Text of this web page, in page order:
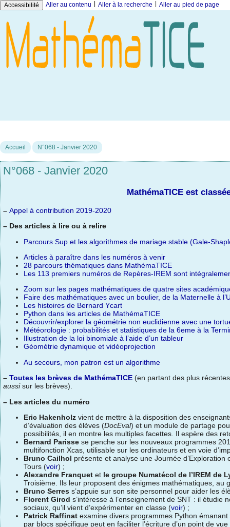
Accessibilité Aller au contenu Aller à la recherche Aller au pied de page
Accueil N°068 - Janvier 2020
N°068 - Janvier 2020
MathémaTICE est
– Appel à contribution 2019-2020
– Des articles à lire ou à relire
Parcours Sup et les algorithmes de mariage stable (Gale-
Articles à paraître dans les numéros à venir
28 parcours thématiques dans MathémaTICE
Les 113 premiers numéros de Repères-IREM sont
Zoom sur les pages mathématiques de quatre sites
Faire des mathématiques avec un boulier, de la Maternelle à
Les histoires de Bernard Ycart
Python dans les articles de MathémaTICE
Découvrir/explorer la géométrie non euclidienne avec une
Météorologie : probabilités et statistiques de la 6eme à la
Illustration de la loi binomiale à l’aide d’un tableur
Géométrie dynamique et vidéoprojection
Au secours, mon patron est un algorithme
– Toutes les brèves de MathémaTICE (en partant des plus
aussisur les brèves).
– Les articles du numéro
Eric Hakenholz vient de mettre à la disposition des
d’évaluation des élèves (DocEval) et un module de partage
possibilités, il en montre les multiples facettes. Il espère des
Bernard Parisse se penche sur les nouveaux programmes
multifonction Xcas, utilisable sur les ordinateurs et en voie
Bruno Cailhol présente et analyse une Journée d’Exploration
Tours (voir) ;
Alexandre Franquet et le groupe Numatécol de l’IREM de
Troisième. Ils leur proposent des énigmes mathématiques, au
Bruno Serres s’appuie sur son site personnel pour aider les
Florent Girod s’intéresse à l’enseignement de SNT : il
sociaux, qu’il vient d’expérimenter en classe (voir) ;
Patrick Raffinat examine divers programmes Python
par blocs spécifique peut en faciliter l’écriture d’un point de